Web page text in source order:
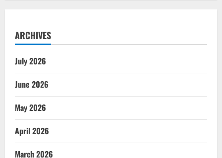
ARCHIVES
July 2026
June 2026
May 2026
April 2026
March 2026